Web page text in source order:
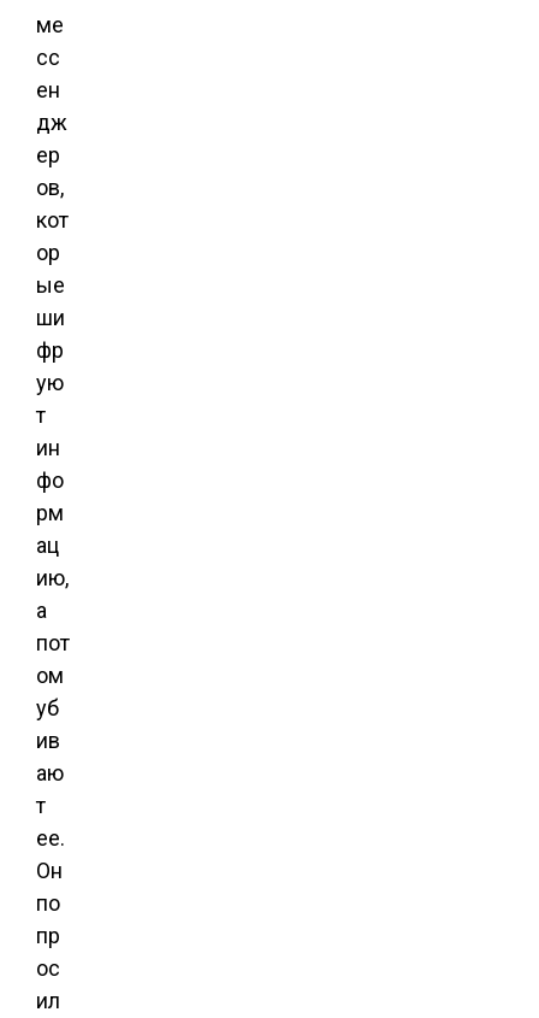
ме
сс
ен
дж
ер
ов,
кот
ор
ые
ши
фр
ую
т
ин
фо
рм
ац
ию,
а
пот
ом
уб
ив
аю
т
ее.
Он
по
пр
ос
ил